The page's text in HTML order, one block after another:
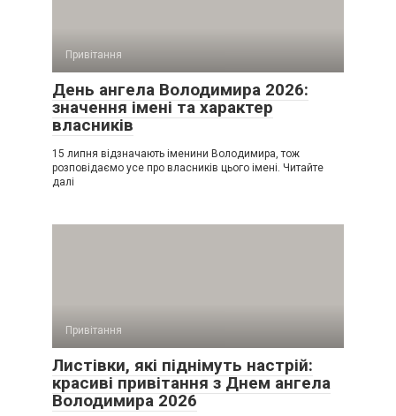
Привітання
День ангела Володимира 2026:
значення імені та характер
власників
15 липня відзначають іменини Володимира, тож
розповідаємо усе про власників цього імені. Читайте
далі
Привітання
Листівки, які піднімуть настрій:
красиві привітання з Днем ангела
Володимира 2026